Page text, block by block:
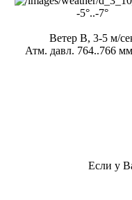
-5°..-7°
Ветер В, 3-5 м/
Атм. давл. 764..766 мм
Если у